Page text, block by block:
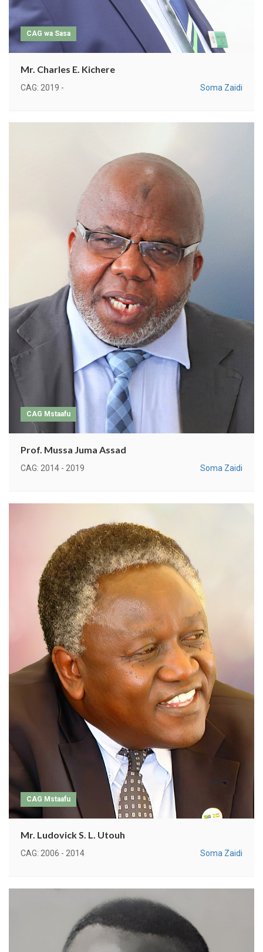
CAG wa Sasa
Mr. Charles E. Kichere
CAG: 2019 - Soma Zaidi
CAG Mstaafu
Prof. Mussa Juma Assad
CAG: 2014 - 2019 Soma Zaidi
CAG Mstaafu
Mr. Ludovick S. L. Utouh
CAG: 2006 - 2014 Soma Zaidi